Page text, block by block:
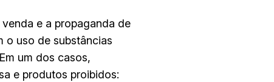
e a propaganda de
o uso de substâncias
um dos casos,
e produtos proibidos: